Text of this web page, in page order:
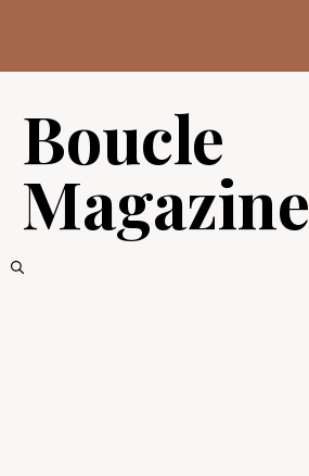
contenu
Boucle
Magazine